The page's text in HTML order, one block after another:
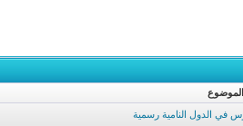
الموضوع
في الدول النامية رسمية